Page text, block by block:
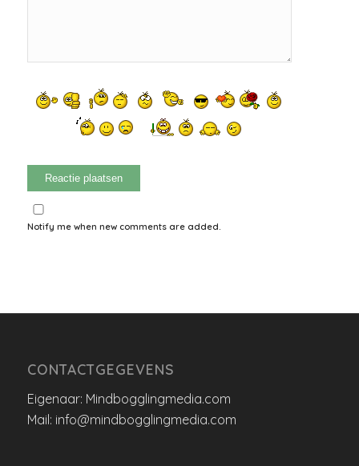
Notify me when new comments are added.
CONTACTGEGEVENS
Eigenaar: Mindbogglingmedia.com
Mail: info@mindbogglingmedia.com